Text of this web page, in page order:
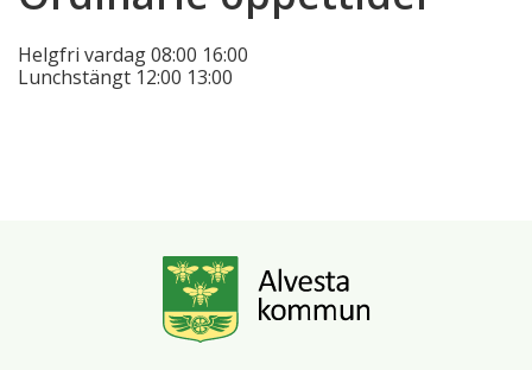
Helgfri vardag08:00 16:00
Lunchstängt 12:00 13:00